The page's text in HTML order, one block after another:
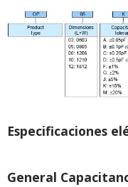
Especificaciones
General